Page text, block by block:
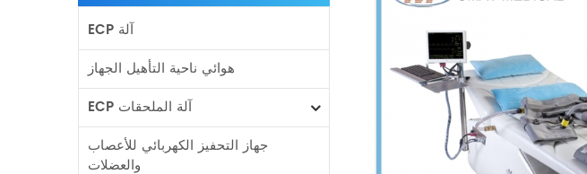
ECP آلة
هوائي ناحية التأهيل الجهاز
ECP آلة الملحقات
جهاز التحفيز الكهربائي للأعصاب
والعضلات